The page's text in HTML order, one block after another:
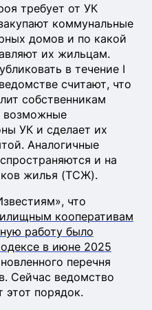
требует от УК
коммунальные
домов и по какой
их жильцам.
в течение I
считают, что
собственникам
возможные
УК и сделает их
Аналогичные
и на
жилья (ТСЖ).
что
кооперативам
работу было
в июне 2025
перечня
Сейчас ведомство
этот порядок.